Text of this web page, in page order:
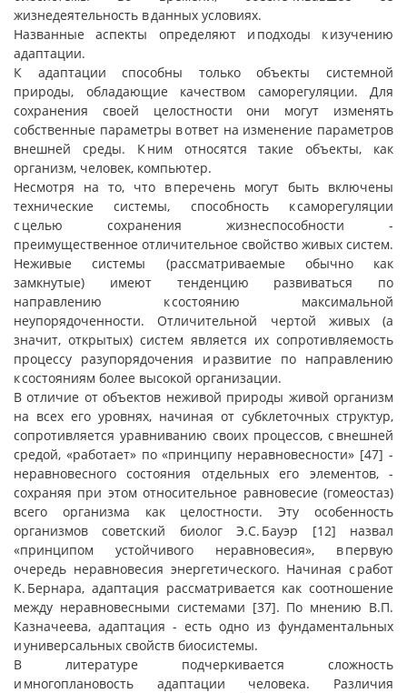
жизнедеятельность в данных условиях.
Названные аспекты определяют и подходы к изучению
адаптации.
К адаптации способны только объекты системной
природы, обладающие качеством саморегуляции. Для
сохранения своей целостности они могут изменять
собственные параметры в ответ на изменение параметров
внешней среды. К ним относятся такие объекты, как
организм, человек, компьютер.
Несмотря на то, что в перечень могут быть включены
технические системы, способность к саморегуляции
с целью сохранения жизнеспособности -
преимущественное отличительное свойство живых систем.
Неживые системы (рассматриваемые обычно как
замкнутые) имеют тенденцию развиваться по
направлению к состоянию максимальной
неупорядоченности. Отличительной чертой живых (а
значит, открытых) систем является их сопротивляемость
процессу разупорядочения и развитие по направлению
к состояниям более высокой организации.
В отличие от объектов неживой природы живой организм
на всех его уровнях, начиная от субклеточных структур,
сопротивляется уравниванию своих процессов, с внешней
средой, «работает» по «принципу неравновесности» [47] -
неравновесного состояния отдельных его элементов, -
сохраняя при этом относительное равновесие (гомеостаз)
всего организма как целостности. Эту особенность
организмов советский биолог Э.С. Бауэр [12] назвал
«принципом устойчивого неравновесия», в первую
очередь неравновесия энергетического. Начиная с работ
К. Бернара, адаптация рассматривается как соотношение
между неравновесными системами [37]. По мнению В.П.
Казначеева, адаптация - есть одно из фундаментальных
и универсальных свойств биосистемы.
В литературе подчеркивается сложность
и многоплановость адаптации человека. Различия